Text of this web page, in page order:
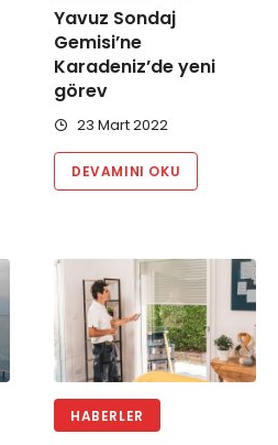
Yavuz Sondaj
Gemisi’ne
Karadeniz’de yeni
görev
23 Mart 2022
DEVAMINI OKU
HABERLER